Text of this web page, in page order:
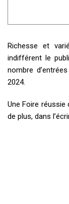
Richesse et
indifférent le
nombre
2024.
Une Foire
de plus, dans